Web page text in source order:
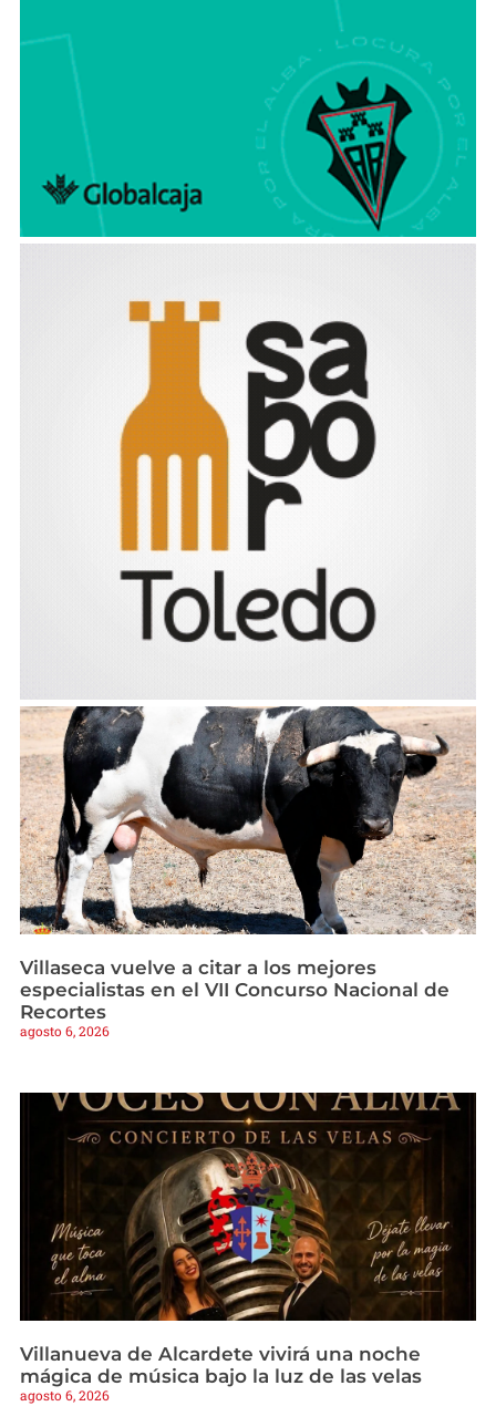
Villaseca vuelve a citar a los mejores
especialistas en el VII Concurso Nacional de
Recortes
agosto 6, 2026
Villanueva de Alcardete vivirá una noche
mágica de música bajo la luz de las velas
agosto 6, 2026